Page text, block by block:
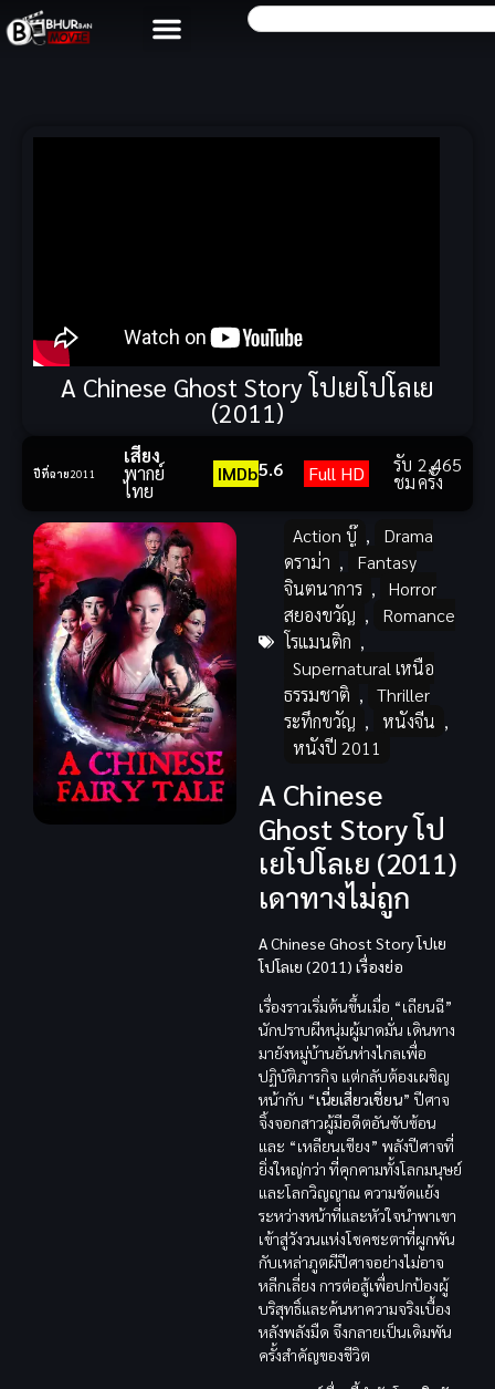
A Chinese Ghost Story โปเยโปโลเย
(2011)
ปีที่ฉาย2011
เสียง
พากย์
ไทย
IMDb5.6 Full HD รับ
ชม
2,465
ครั้ง
Action บู๊ ,
Drama
ดราม่า ,
Fantasy
จินตนาการ ,
Horror
สยองขวัญ ,
Romance
โรแมนติก ,
Supernatural เหนือ
ธรรมชาติ ,
Thriller
ระทึกขวัญ , หนังจีน ,
หนังปี 2011
A Chinese
Ghost Story โป
เยโปโลเย (2011)
เดาทางไม่ถูก
A Chinese Ghost Story โปเย
โปโลเย (2011) เรื่องย่อ
เรื่องราวเริ่มต้นขึ้นเมื่อ “เถียนฉี”
นักปราบผีหนุ่มผู้มาดมั่น เดินทาง
มายังหมู่บ้านอันห่างไกลเพื่อ
ปฏิบัติภารกิจ แต่กลับต้องเผชิญ
หน้ากับ “เนี่ยเสี่ยวเชี่ยน” ปีศาจ
จิ้งจอกสาวผู้มีอดีตอันซับซ้อน
และ “เหลียนเซียง” พลังปีศาจที่
ยิ่งใหญ่กว่า ที่คุกคามทั้งโลกมนุษย์
และโลกวิญญาณ ความขัดแย้ง
ระหว่างหน้าที่และหัวใจนำพาเขา
เข้าสู่วังวนแห่งโชคชะตาที่ผูกพัน
กับเหล่าภูตผีปีศาจอย่างไม่อาจ
หลีกเลี่ยง การต่อสู้เพื่อปกป้องผู้
บริสุทธิ์และค้นหาความจริงเบื้อง
หลังพลังมืด จึงกลายเป็นเดิมพัน
ครั้งสำคัญของชีวิต